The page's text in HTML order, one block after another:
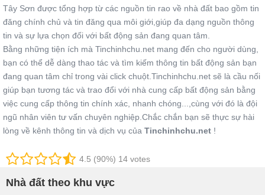
Tây Sơn được tổng hợp từ các nguồn tin rao về nhà đất bao gồm tin
đăng chính chủ và tin đăng qua môi giới,giúp đa dạng nguồn thông
tin và sự lựa chọn đối với bất động sản đang quan tâm.
Bằng những tiện ích mà Tinchinhchu.net mang đến cho người dùng,
bạn có thể dễ dàng thao tác và tìm kiếm thông tin bất động sản bạn
đang quan tâm chỉ trong vài click chuột.Tinchinhchu.net sẽ là cầu nối
giúp bạn tương tác và trao đổi với nhà cung cấp bất động sản bằng
việc cung cấp thông tin chính xác, nhanh chóng...,cùng với đó là đội
ngũ nhân viên tư vấn chuyên nghiệp.Chắc chắn bạn sẽ thực sự hài
lòng về kênh thông tin và dịch vụ của Tinchinhchu.net !
4.5 (90%) 14 votes
Nhà đất theo khu vực